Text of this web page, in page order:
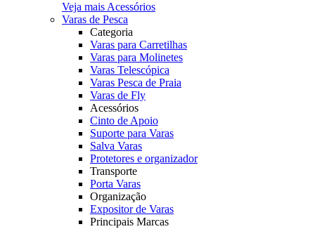
Veja mais Acessórios
Varas de Pesca
Categoria
Varas para Carretilhas
Varas para Molinetes
Varas Telescópica
Varas Pesca de Praia
Varas de Fly
Acessórios
Cinto de Apoio
Suporte para Varas
Salva Varas
Protetores e organizador
Transporte
Porta Varas
Organização
Expositor de Varas
Principais Marcas